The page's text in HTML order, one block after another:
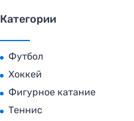
Категории
Футбол
Хоккей
Фигурное катание
Теннис